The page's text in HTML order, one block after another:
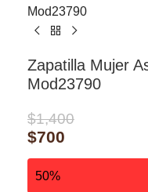
Mod23790
Zapatilla Mujer
Mod23790
$1,400
$700
50%